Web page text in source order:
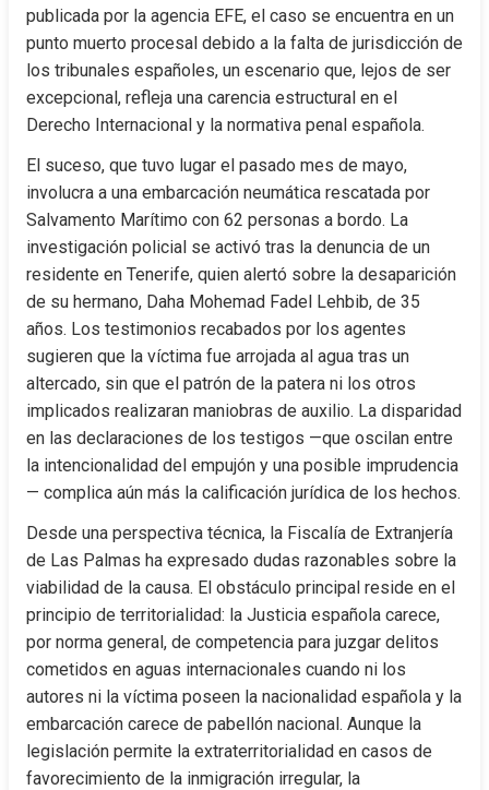
publicada por la agencia EFE, el caso se encuentra en un
punto muerto procesal debido a la falta de jurisdicción de
los tribunales españoles, un escenario que, lejos de ser
excepcional, refleja una carencia estructural en el
Derecho Internacional y la normativa penal española.
El suceso, que tuvo lugar el pasado mes de mayo,
involucra a una embarcación neumática rescatada por
Salvamento Marítimo con 62 personas a bordo. La
investigación policial se activó tras la denuncia de un
residente en Tenerife, quien alertó sobre la desaparición
de su hermano, Daha Mohemad Fadel Lehbib, de 35
años. Los testimonios recabados por los agentes
sugieren que la víctima fue arrojada al agua tras un
altercado, sin que el patrón de la patera ni los otros
implicados realizaran maniobras de auxilio. La disparidad
en las declaraciones de los testigos —que oscilan entre
la intencionalidad del empujón y una posible imprudencia
— complica aún más la calificación jurídica de los hechos.
Desde una perspectiva técnica, la Fiscalía de Extranjería
de Las Palmas ha expresado dudas razonables sobre la
viabilidad de la causa. El obstáculo principal reside en el
principio de territorialidad: la Justicia española carece,
por norma general, de competencia para juzgar delitos
cometidos en aguas internacionales cuando ni los
autores ni la víctima poseen la nacionalidad española y la
embarcación carece de pabellón nacional. Aunque la
legislación permite la extraterritorialidad en casos de
favorecimiento de la inmigración irregular, la